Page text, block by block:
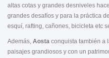
altas cotas y grandes desniveles
grandes desafíos y para la práctica
esquí, rafting, cañones, bicicleta etc
Además, Aosta conquista también a
paisajes grandiosos y con un